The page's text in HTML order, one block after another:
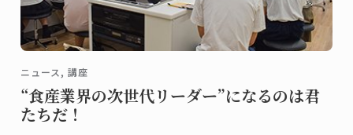
ニュース, 講座
“食産業界の次世代リーダー”になるのは君
たちだ！